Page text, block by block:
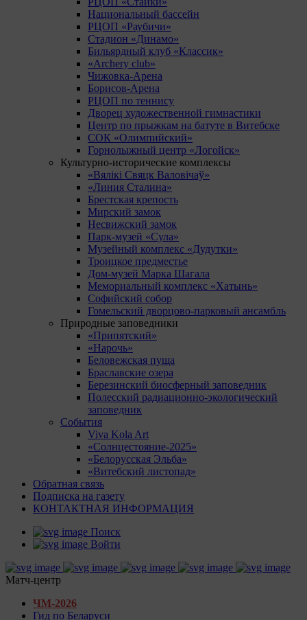
Национальный бассейн
РЦОП «Раубичи»
Стадион «Динамо»
Бильярдный клуб «Классик»
«Archery club»
Чижовка-Арена
Борисов-Арена
РЦОП по теннису
Дворец художественной гимнастики
Центр по прыжкам на батуте в Витебске
СОК «Олимпийский»
Горнолыжный центр «Логойск»
Культурно-исторические комплексы
«Вялікі Свяцк Валовічаў»
«Линия Сталина»
Брестская крепость
Мирский замок
Несвижский замок
Парк-музей «Сула»
Музейный комплекс «Дудутки»
Троицкое предместье
Дом-музей Марка Шагала
Мемориальный комплекс «Хатынь»
Софийский собор
Гомельский дворцово-парковый ансамбль
Природные заповедники
«Припятский»
«Нарочь»
Беловежская пуща
Браславские озера
Березинский биосферный заповедник
Полесский радиационно-экологический
заповедник
События
Viva Kola Art
«Солнцестояние-2025»
«Белорусская Эльба»
«Витебский листопад»
Обратная связь
Подписка на газету
КОНТАКТНАЯ ИНФОРМАЦИЯ
Поиск
Войти
Матч-центр
ЧМ-2026
Гид по Беларуси